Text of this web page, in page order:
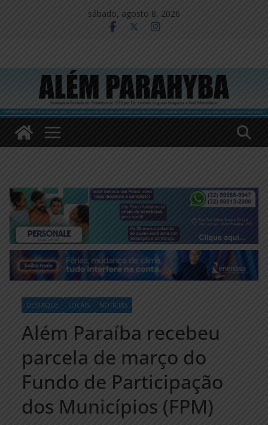
sábado, agosto 8, 2026
DESTAQUE LOCAIS NOTÍCIAS
Além Paraíba recebeu
parcela de março do
Fundo de Participação
dos Municípios (FPM)